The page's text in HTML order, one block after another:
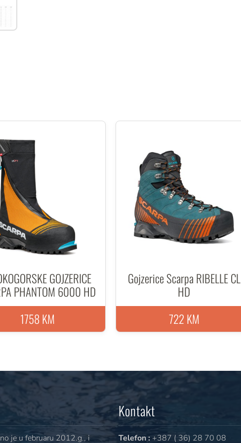
GOJZERICE
PHANTOM 6000 HD
1758 KM
Gojzerice Scarpa RIBELLE CL
HD
722 KM
je u februaru 2012.g., i
Kontakt
Telefon : +387 ( 36) 28 70 08